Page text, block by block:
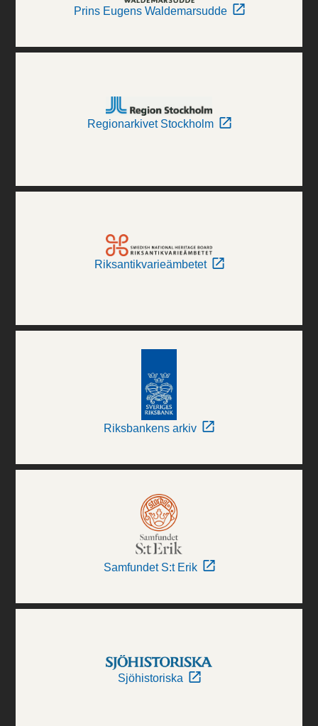
Prins Eugens Waldemarsudde
Regionarkivet Stockholm
Riksantikvarieämbetet
Riksbankens arkiv
Samfundet S:t Erik
Sjöhistoriska